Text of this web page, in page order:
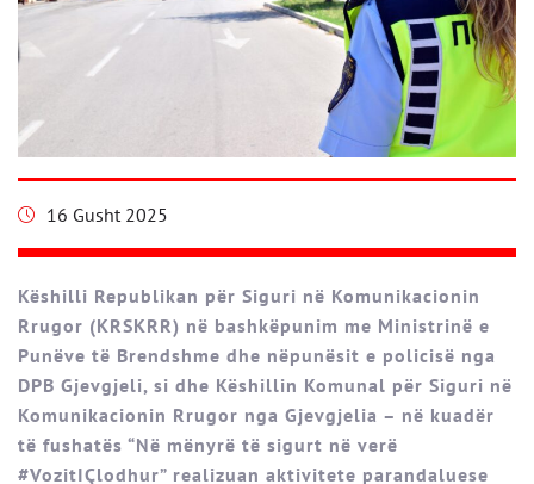
16 Gusht 2025
Këshilli Republikan për Siguri në Komunikacionin
Rrugor (KRSKRR) në bashkëpunim me Ministrinë e
Punëve të Brendshme dhe nëpunësit e policisë nga
DPB Gjevgjeli, si dhe Këshillin Komunal për Siguri në
Komunikacionin Rrugor nga Gjevgjelia – në kuadër
të fushatës “Në mënyrë të sigurt në verë
#VozitIÇlodhur” realizuan aktivitete parandaluese